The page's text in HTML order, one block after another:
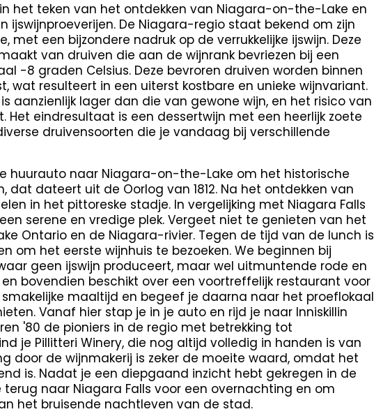
het teken van het ontdekken van Niagara-on-the-Lake en
ijswijnproeverijen. De Niagara-regio staat bekend om zijn
met een bijzondere nadruk op de verrukkelijke ijswijn. Deze
van druiven die aan de wijnrank bevriezen bij een
-8 graden Celsius. Deze bevroren druiven worden binnen
wat resulteert in een uiterst kostbare en unieke wijnvariant.
aanzienlijk lager dan die van gewone wijn, en het risico van
Het eindresultaat is een dessertwijn met een heerlijk zoete
druivensoorten die je vandaag bij verschillende
huurauto naar Niagara-on-the-Lake om het historische
dat dateert uit de Oorlog van 1812. Na het ontdekken van
in het pittoreske stadje. In vergelijking met Niagara Falls
serene en vredige plek. Vergeet niet te genieten van het
Ontario en de Niagara-rivier. Tegen de tijd van de lunch is
om het eerste wijnhuis te bezoeken. We beginnen bij
geen ijswijn produceert, maar wel uitmuntende rode en
bovendien beschikt over een voortreffelijk restaurant voor
maaltijd en begeef je daarna naar het proeflokaal
Vanaf hier stap je in je auto en rijd je naar Inniskillin
'80 de pioniers in de regio met betrekking tot
je Pillitteri Winery, die nog altijd volledig in handen is van
door de wijnmakerij is zeker de moeite waard, omdat het
is. Nadat je een diepgaand inzicht hebt gekregen in de
terug naar Niagara Falls voor een overnachting en om
het bruisende nachtleven van de stad.